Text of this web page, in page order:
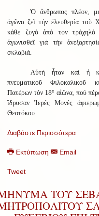
Ὁ ἄνθρωπος πλέον,
ἀγῶνα ζεῖ τήν ἐλευθερία τοῦ
κάθε ζυγό ἀπό τον
ἀγωνισθεῖ γιά τήν
σκλαβιά.
Αὐτή ἦταν καί ἡ
πνευματικοῦ Φιλοκαλικοῦ
Πατέρων τόν 18ο αἰῶνα, πού
ἵδρυσαν Ἱερές Μονές
Θεοτόκου.
Διαβάστε Περισσότερα
Εκτύπωση Email
Tweet
ΤΟΥ